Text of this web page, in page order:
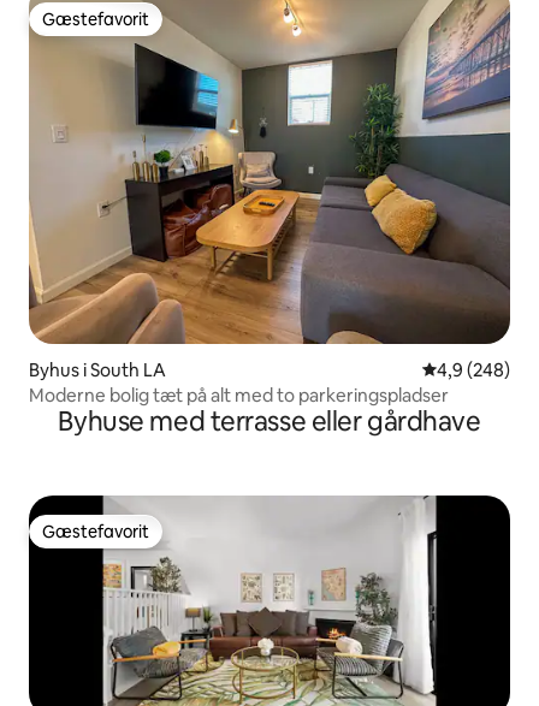
Gæstefavorit
Gæstefavorit
Byhus i South LA 4,9 ud af 5 i
4,9 (248)
Moderne bolig tæt på alt med to parkeringspladser
Byhuse med terrasse eller gårdhave
Gæstefavorit
Gæstefavorit